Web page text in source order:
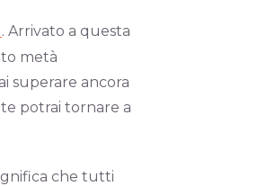
. Arrivato a questa
metà
superare ancora
potrai tornare a
che tutti